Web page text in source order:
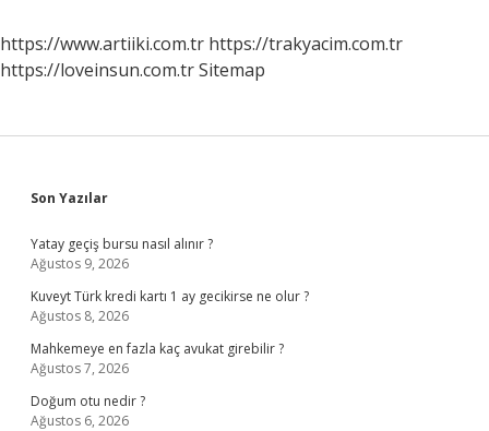
https://www.artiiki.com.tr https://trakyacim.com.tr
https://loveinsun.com.trSitemap
Sidebar
Son Yazılar
Yatay geçiş bursu nasıl alınır ?
Ağustos 9, 2026
Kuveyt Türk kredi kartı 1 ay gecikirse ne olur ?
Ağustos 8, 2026
Mahkemeye en fazla kaç avukat girebilir ?
Ağustos 7, 2026
Doğum otu nedir ?
Ağustos 6, 2026